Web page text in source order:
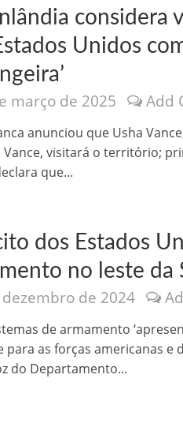
I Atlas intriga a Humanidade
considera
Unidos
março de 2025 Add
anunciou que Usha
Vance, visitará o território;
que...
dos Estados
no leste da
de 2024
de armamento
para as forças americanas e
do Departamento...